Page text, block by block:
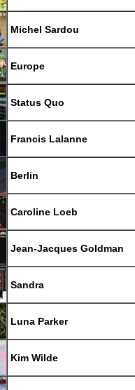
Michel Sardou
Europe
Status Quo
Francis Lalanne
Berlin
Caroline Loeb
Jean-Jacques Goldman
Sandra
Luna Parker
Kim Wilde